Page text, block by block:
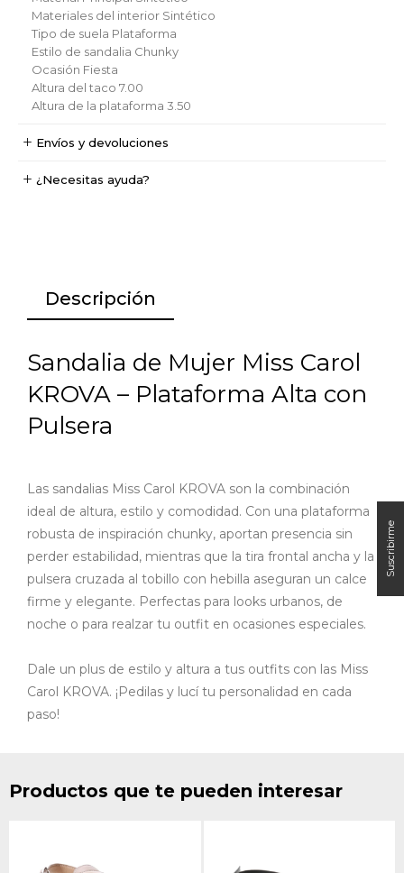
Materiales del interior Sintético
Tipo de suela Plataforma
Estilo de sandalia Chunky
Ocasión Fiesta
Altura del taco 7.00
Altura de la plataforma 3.50
Envíos y devoluciones
¿Necesitas ayuda?
Descripción
Sandalia de Mujer Miss Carol
KROVA – Plataforma Alta con
Pulsera
Las sandalias Miss Carol KROVA son la combinación
ideal de altura, estilo y comodidad. Con una plataforma
robusta de inspiración chunky, aportan presencia sin
perder estabilidad, mientras que la tira frontal ancha y la
pulsera cruzada al tobillo con hebilla aseguran un calce
firme y elegante. Perfectas para looks urbanos, de
noche o para realzar tu outfit en ocasiones especiales.
Dale un plus de estilo y altura a tus outfits con las Miss
Carol KROVA. ¡Pedilas y lucí tu personalidad en cada
paso!
Productos que te pueden interesar